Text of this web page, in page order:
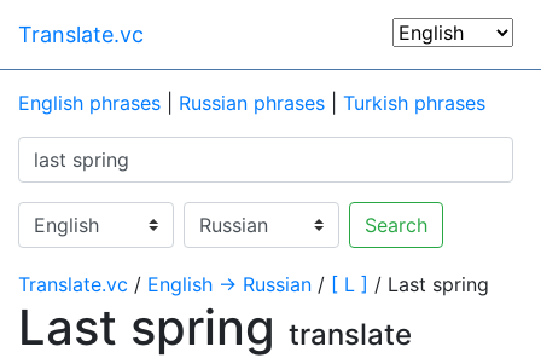
Translate.vc
English phrases Russian phrases Turkish phrases
Search
Translate.vc / English → Russian / [ L ] / Last spring
Last spring translate